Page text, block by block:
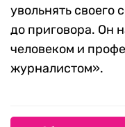
увольнять своего
до приговора. Он
человеком и
журналистом».